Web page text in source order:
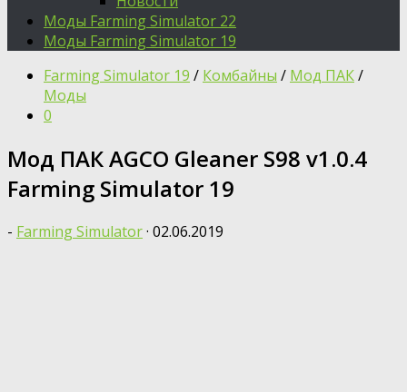
Моды Farming Simulator 22
Моды Farming Simulator 19
Farming Simulator 19 / Комбайны / Мод ПАК/
Моды
0
Мод ПАК AGCO Gleaner S98 v1.0.4
Farming Simulator 19
- Farming Simulator· 02.06.2019